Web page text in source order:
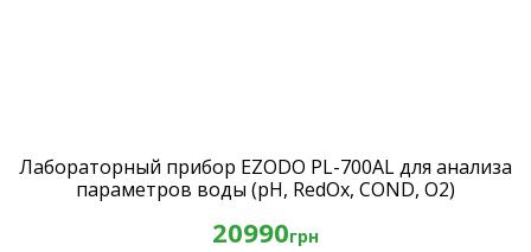
Лабораторный прибор EZODO PL-700AL для анализа
параметров воды (рН, RedOx, COND, O2)
20990грн